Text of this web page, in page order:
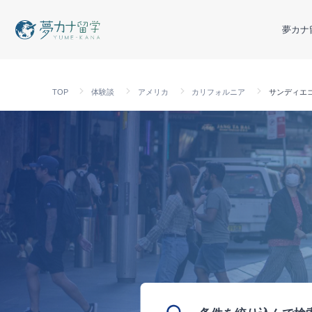
夢カナ
TOP 体験談 アメリカ カリフォルニア サンディエ